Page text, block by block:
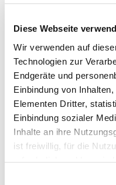
Diese Webseite
Wir verwenden auf
Technologien zur
Endgeräte und
Einbindung von
Elementen Dritter,
Einbindung sozialer
Inhalte an ihre
ist freiwillig, für die
Arbeitshilfen können
Formulare etc. sein.
4.
Der Kanzleichef kann
Lernpfade erstellen –
Aufgabenbereich in der
praxisnaher Lernpakete
wird der Lernfortschritt
Fortbildungsbilanz jedes